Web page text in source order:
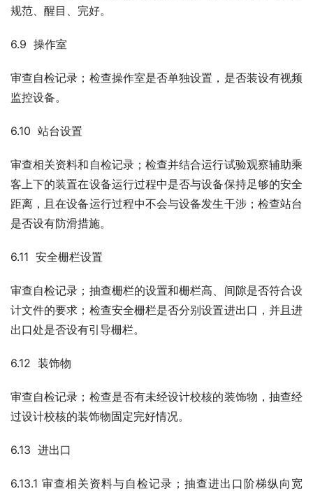
规范、醒目、完好。
6.9  操作室
审查自检记录；检查操作室是否单独设置，是否装设有视频
监控设备。
6.10  站台设置
审查相关资料和自检记录；检查并结合运行试验观察辅助乘
客上下的装置在设备运行过程中是否与设备保持足够的安全
距离，且在设备运行过程中不会与设备发生干涉；检查站台
是否设有防滑措施。
6.11  安全栅栏设置
审查自检记录；抽查栅栏的设置和栅栏高、间隙是否符合设
计文件的要求；检查安全栅栏是否分别设置进出口，并且进
出口处是否设有引导栅栏。
6.12  装饰物
审查自检记录；检查是否有未经设计校核的装饰物，抽查经
过设计校核的装饰物固定完好情况。
6.13  进出口
6.13.1 审查相关资料与自检记录；抽查进出口阶梯纵向宽